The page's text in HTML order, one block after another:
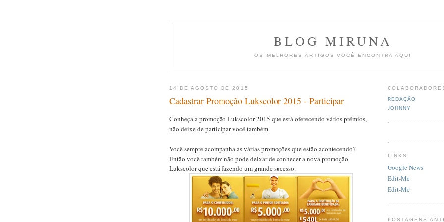
BLOG MIRUNA
OS MELHORES ARTIGOS VOCÊ ENCONTRA AQUI
14 DE AGOSTO DE 2015
Cadastrar Promoção Lukscolor 2015 - Participar
Conheça a promoção Lukscolor 2015 que está oferecendo vários prêmios,
não deixe de participar você também.
Você sempre acompanha as várias promoções que estão acontecendo?
Então você também não pode deixar de conhecer a nova promoção
Lukscolor que está fazendo um grande sucesso.
REDAÇÃO
JOHNNY
LINKS
Google News
Edit-Me
Edit-Me
POSTAGENS